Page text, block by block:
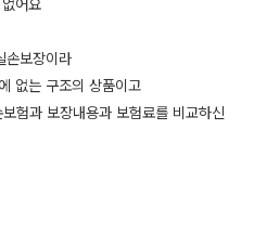
어요
손보장이라
없는 구조의 상품이고
험과 보장내용과 보험료를 비교하신